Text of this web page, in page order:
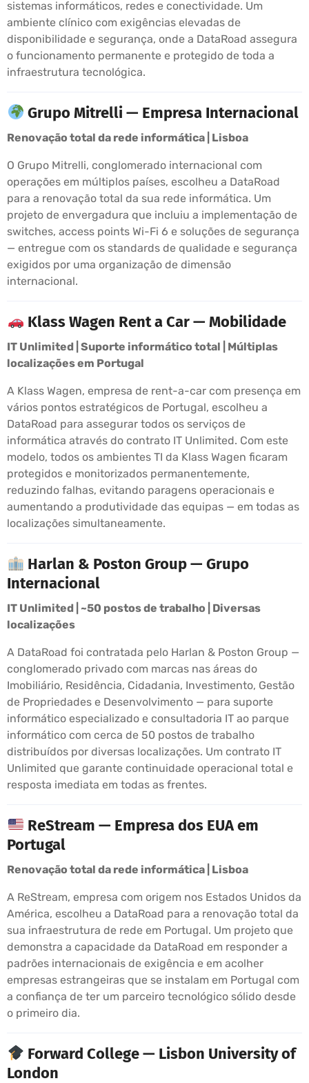
sistemas informáticos, redes e conectividade. Um
ambiente clínico com exigências elevadas de
disponibilidade e segurança, onde a DataRoad assegura
o funcionamento permanente e protegido de toda a
infraestrutura tecnológica.
Grupo Mitrelli — Empresa Internacional
Renovação total da rede informática | Lisboa
O Grupo Mitrelli, conglomerado internacional com
operações em múltiplos países, escolheu a DataRoad
para a renovação total da sua rede informática. Um
projeto de envergadura que incluiu a implementação de
switches, access points Wi-Fi 6 e soluções de segurança
— entregue com os standards de qualidade e segurança
exigidos por uma organização de dimensão
internacional.
Klass Wagen Rent a Car — Mobilidade
IT Unlimited | Suporte informático total | Múltiplas
localizações em Portugal
A Klass Wagen, empresa de rent-a-car com presença em
vários pontos estratégicos de Portugal, escolheu a
DataRoad para assegurar todos os serviços de
informática através do contrato IT Unlimited. Com este
modelo, todos os ambientes TI da Klass Wagen ficaram
protegidos e monitorizados permanentemente,
reduzindo falhas, evitando paragens operacionais e
aumentando a produtividade das equipas — em todas as
localizações simultaneamente.
Harlan & Poston Group — Grupo
Internacional
IT Unlimited | ~50 postos de trabalho | Diversas
localizações
A DataRoad foi contratada pelo Harlan & Poston Group —
conglomerado privado com marcas nas áreas do
Imobiliário, Residência, Cidadania, Investimento, Gestão
de Propriedades e Desenvolvimento — para suporte
informático especializado e consultadoria IT ao parque
informático com cerca de 50 postos de trabalho
distribuídos por diversas localizações. Um contrato IT
Unlimited que garante continuidade operacional total e
resposta imediata em todas as frentes.
ReStream — Empresa dos EUA em
Portugal
Renovação total da rede informática | Lisboa
A ReStream, empresa com origem nos Estados Unidos da
América, escolheu a DataRoad para a renovação total da
sua infraestrutura de rede em Portugal. Um projeto que
demonstra a capacidade da DataRoad em responder a
padrões internacionais de exigência e em acolher
empresas estrangeiras que se instalam em Portugal com
a confiança de ter um parceiro tecnológico sólido desde
o primeiro dia.
Forward College — Lisbon University of
London